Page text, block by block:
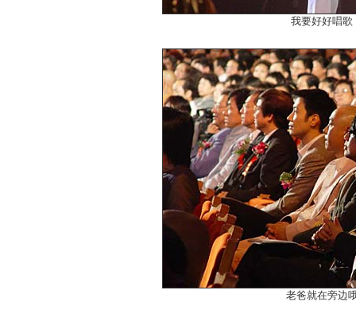
我要好好唱歌
老爸就在旁边